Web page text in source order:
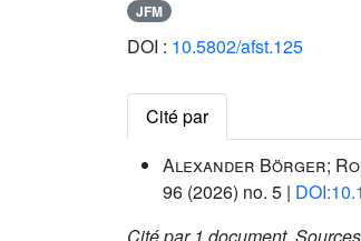
JFM
DOI : 10.5802/afst.125
Cité par
Alexander Börger;
96 (2026) no. 5 |